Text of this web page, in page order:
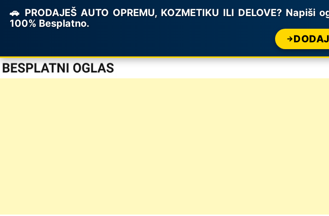
🚗 PRODAJEŠ AUTO OPREMU, KOZMETIKU ILI DELOVE?
100% Besplatno.